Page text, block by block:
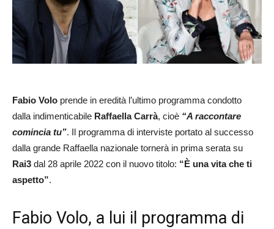
Fabio Volo prende in eredità l’ultimo programma condotto
dalla indimenticabile Raffaella Carrà, cioè “A raccontare
comincia tu”. Il programma di interviste portato al successo
dalla grande Raffaella nazionale tornerà in prima serata su
Rai3 dal 28 aprile 2022 con il nuovo titolo: “È una vita che ti
aspetto”.
Fabio Volo, a lui il programma di